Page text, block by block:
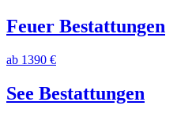
Feuer Bestattungen
ab 1390 €
See Bestattungen